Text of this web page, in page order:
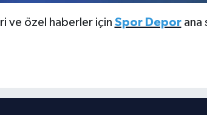
ve özel haberler için Spor Deporana